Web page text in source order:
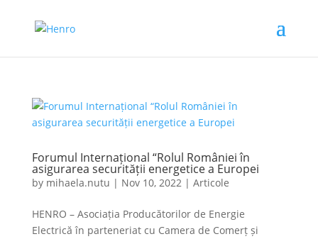
Forumul Internațional “Rolul României în
asigurarea securității energetice a Europei
by mihaela.nutu | Nov 10, 2022| Articole
HENRO – Asociația Producătorilor de Energie
Electrică în parteneriat cu Camera de Comerț și